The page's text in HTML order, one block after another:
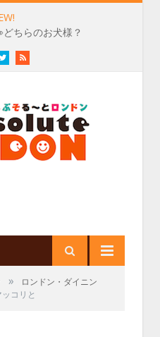
ちらのお犬様？
TwitterRSS
»
ロンドン・ダイニン
コリと